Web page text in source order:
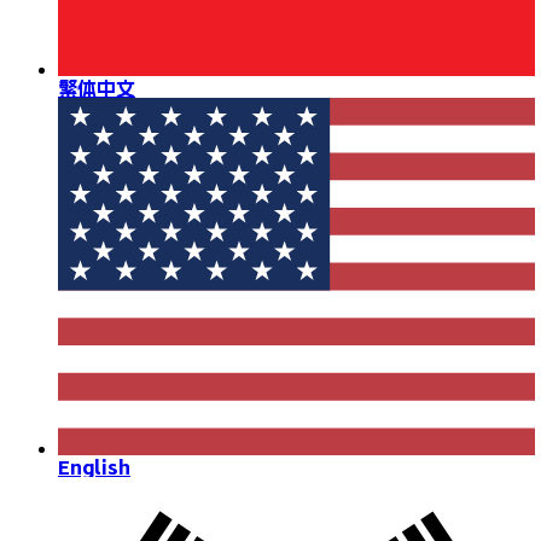
繁体中文
English